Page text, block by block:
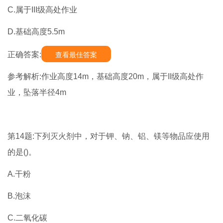
C.属于III级高处作业
D.基础高度5.5m
正确答案: 查看最佳答案
参考解析:作业高度14m，基础高度20m，属于II级高处作
业，坠落半径4m
第14题:下列灭火剂中，对于钾、钠、铝、镁等物品应使用
的是()。
A.干粉
B.泡沫
C.二氧化碳